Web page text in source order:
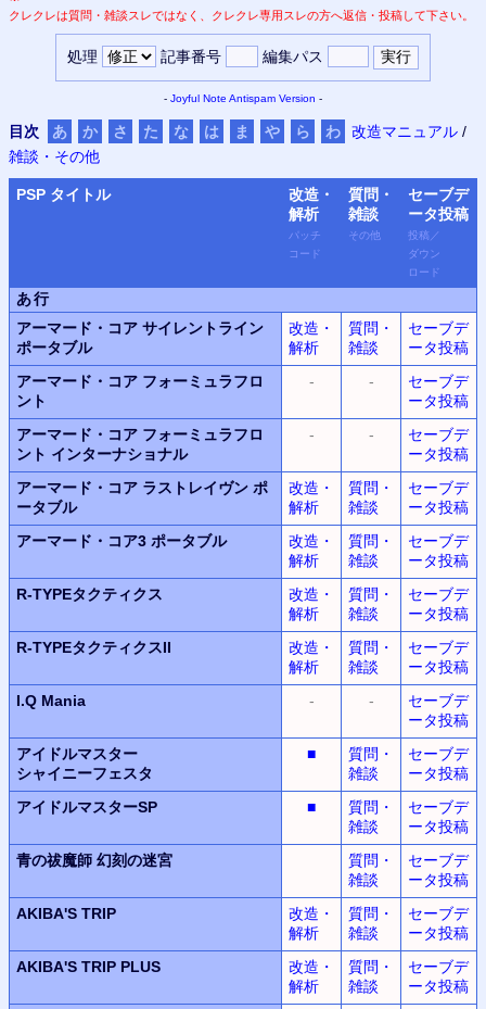
クレクレは質問・雑談スレではなく、クレクレ専用スレの方へ返信・投稿して下さい。
処理 記事番号 編集パス
- Joyful Note Antispam Version -
目次 あ か さ た な は ま や ら わ 改造マニュアル /
雑談・その他
PSP タイトル
改造・
解析
パッチ
コード
質問・
雑談
その他
セーブデ
ータ投稿
投稿 ／
ダウン
ロード
あ行
アーマード・コア サイレントライン
ポータブル
改造・
解析
質問・
雑談
セーブデ
ータ投稿
アーマード・コア フォーミュラフロ
ント
- -
セーブデ
ータ投稿
アーマード・コア フォーミュラフロ
ント インターナショナル
- -
セーブデ
ータ投稿
アーマード・コア ラストレイヴン ポ
ータブル
改造・
解析
質問・
雑談
セーブデ
ータ投稿
アーマード・コア3 ポータブル
改造・
解析
質問・
雑談
セーブデ
ータ投稿
R-TYPEタクティクス
改造・
解析
質問・
雑談
セーブデ
ータ投稿
R-TYPEタクティクスII
改造・
解析
質問・
雑談
セーブデ
ータ投稿
I.Q Mania
- -
セーブデ
ータ投稿
アイドルマスター
シャイニーフェスタ
■
質問・
雑談
セーブデ
ータ投稿
アイドルマスターSP
■
質問・
雑談
セーブデ
ータ投稿
青の祓魔師 幻刻の迷宮
質問・
雑談
セーブデ
ータ投稿
AKIBA'S TRIP
改造・
解析
質問・
雑談
セーブデ
ータ投稿
AKIBA'S TRIP PLUS
改造・
解析
質問・
雑談
セーブデ
ータ投稿